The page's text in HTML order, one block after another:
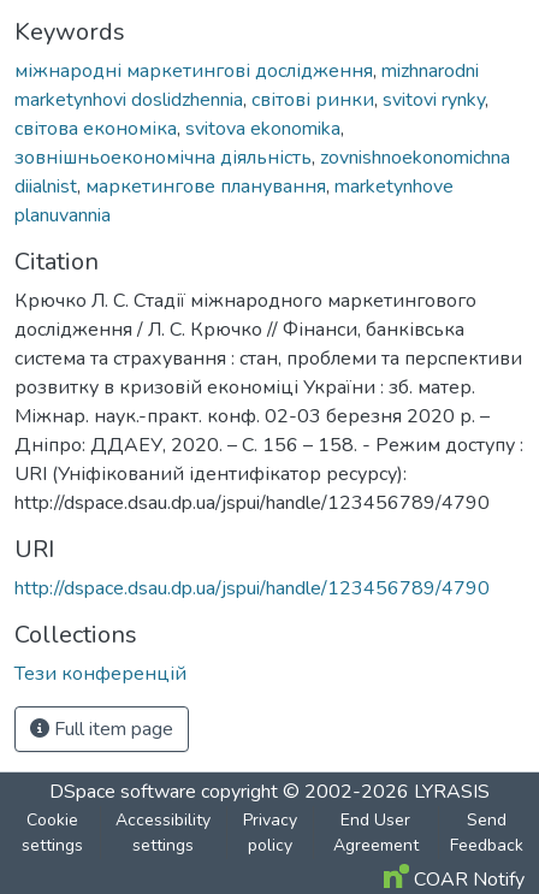
Keywords
міжнародні маркетингові дослідження, mizhnarodni
marketynhovi doslidzhennia, світові ринки, svitovi rynky,
світова економіка, svitova ekonomika,
зовнішньоекономічна діяльність, zovnishnoekonomichna
diialnist, маркетингове планування, marketynhovе
planuvannia
Citation
Крючко Л. С. Стадії міжнародного маркетингового
дослідження / Л. С. Крючко // Фінанси, банківська
система та страхування : стан, проблеми та перспективи
розвитку в кризовій економіці України : зб. матер.
Міжнар. наук.-практ. конф. 02-03 березня 2020 р. –
Дніпро: ДДАЕУ, 2020. – С. 156 – 158. - Режим доступу :
URI (Уніфікований ідентифікатор ресурсу):
http://dspace.dsau.dp.ua/jspui/handle/123456789/4790
URI
http://dspace.dsau.dp.ua/jspui/handle/123456789/4790
Collections
Тези конференцій
Full item page
DSpace software copyright © 2002-2026 LYRASIS
Cookie
settings
Accessibility
settings
Privacy
policy
End User
Agreement
Send
Feedback
COAR Notify